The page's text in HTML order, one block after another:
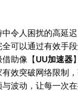
令人困扰的高延
可以通过有效手
助像【UU加速器
效突破网络限制
波动，让每一次